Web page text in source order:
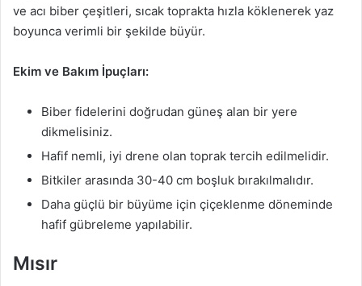
ve acı biber çeşitleri, sıcak toprakta hızla köklenerek yaz
boyunca verimli bir şekilde büyür.
Ekim ve Bakım İpuçları:
Biber fidelerini doğrudan güneş alan bir yere
dikmelisiniz.
Hafif nemli, iyi drene olan toprak tercih edilmelidir.
Bitkiler arasında 30-40 cm boşluk bırakılmalıdır.
Daha güçlü bir büyüme için çiçeklenme döneminde
hafif gübreleme yapılabilir.
Mısır